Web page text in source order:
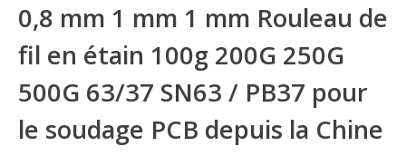
0,8 mm 1 mm 1 mm Rouleau de
fil en étain 100g 200G 250G
500G 63/37 SN63 / PB37 pour
le soudage PCB depuis la Chine